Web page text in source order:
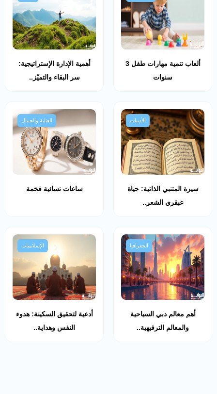
ألعاب تنمية مهارات طفل 3
سنوات
أهمية الإدارة الإستراتيجية:
سر البقاء والتميّز..
الأدبيات
سيرة المتنبي الذاتية: حياة
عبقري الشعر..
العناية والجمال
ساعات نسائية فخمة
الجغرافيا
أهم معالم دبي السياحية
والمعالم الترفيهية..
الإسلاميات
أدعية لتحقيق السكينة: هدوء
النفس وهداية..